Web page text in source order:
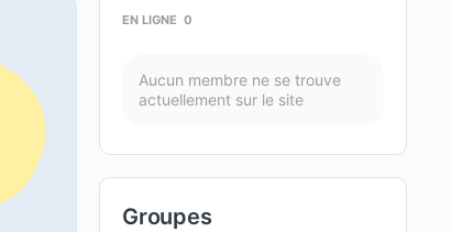
EN LIGNE 0
Aucun membre ne se trouve
actuellement sur le site
Groupes